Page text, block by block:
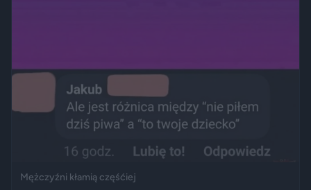
Mężczyźni kłamią częśćiej